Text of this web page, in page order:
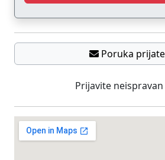
Poruka
Prijavite